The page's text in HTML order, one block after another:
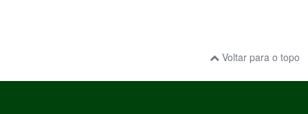
Voltar para o topo